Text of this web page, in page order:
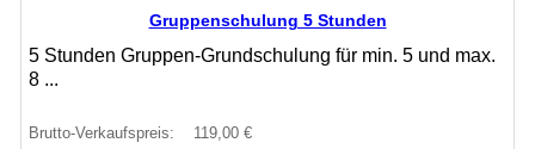
Gruppenschulung 5 Stunden
5 Stunden Gruppen-Grundschulung für min. 5 und max.
8 ...
Brutto-Verkaufspreis: 119,00 €